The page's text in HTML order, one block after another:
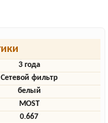
3 года
Сетевой фильтр
белый
MOST
0.667